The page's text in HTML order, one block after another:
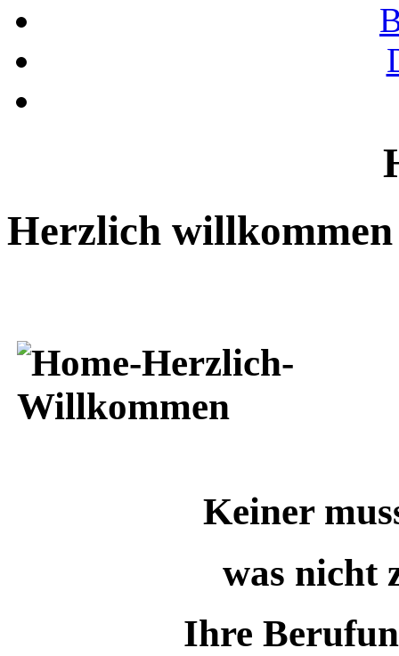
Herzlich
Keiner muss
was nicht zu
Ihre Berufung